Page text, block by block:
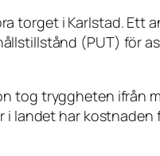
torget i Karlstad.
(PUT) för
tog tryggheten ifrån
i landet har